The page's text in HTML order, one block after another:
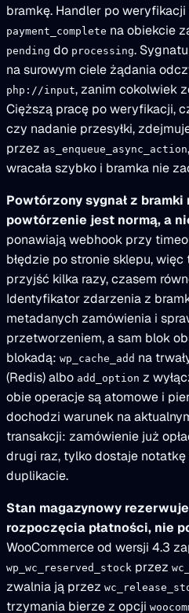
bramkę. Handler po
payment_complete na obiekcie
pending do processing.
na surowym ciele żądania
php://input, zanim cokolwiek
Cięższą pracę po weryfikacji,
czy nadanie przesyłki,
przez as_enqueue_async_action
wracała szybko i bramka nie
Powtórzony sygnał z
powtórzenie jest normą, a
ponawiają webhook przy
błędzie po stronie sklepu,
przyjść kilka razy, czasem
Identyfikator zdarzenia z
metadanych zamówienia i
przetworzeniem, a sam blok
blokadą: wp_cache_add na
(Redis) albo add_option z
obie operacje są atomowe i
dochodzi warunek na
transakcji: zamówienie już
drugi raz, tylko dostaje
duplikacie.
Stan magazynowy
rozpoczęcia płatności, nie
WooCommerce od wersji 4.3
wp_wc_reserved_stock przez
zwalnia ją przez
trzymania bierze z opcji